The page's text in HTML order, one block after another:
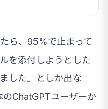
ら、95%で止まって
を添付しようとした
した』としか出な
ChatGPTユーザーか